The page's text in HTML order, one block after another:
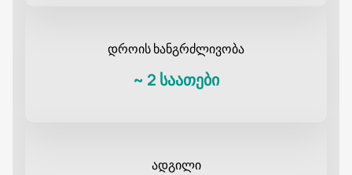
დროის ხანგრძლივობა
~ 2 საათები
ადგილი